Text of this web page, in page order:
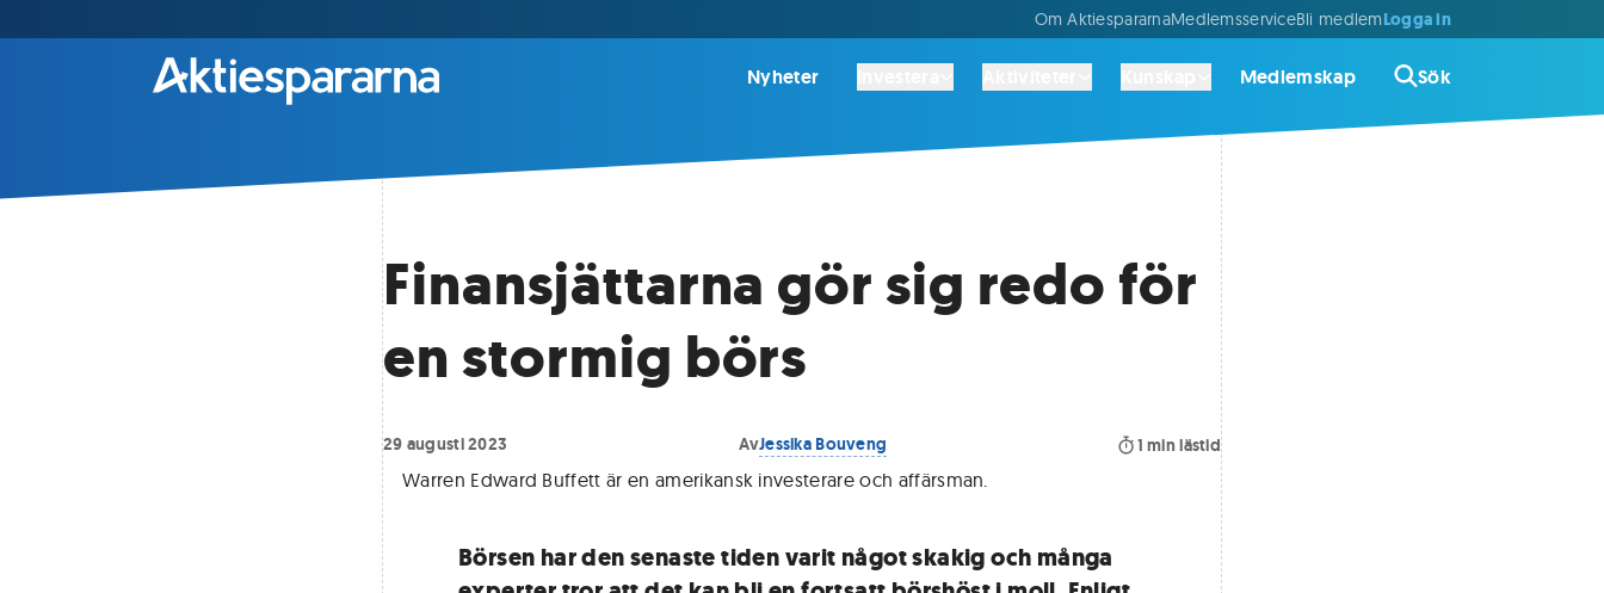
Om AktiespararnaMedlemsserviceBli medlemLogga in
Nyheter Medlemskap Sök
Finansjättarna gör sig redo för
en stormig börs
29 augusti 2023 AvJessika Bouveng 1 min lästid
Warren Edward Buffett är en amerikansk investerare och affärsman.
Börsen har den senaste tiden varit något skakig och många